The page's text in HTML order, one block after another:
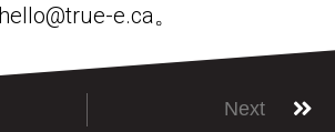
hello@true-e.ca。
Next